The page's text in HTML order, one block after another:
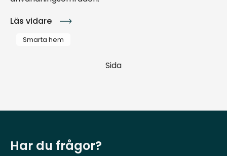
Läs vidare
Smarta hem
Sida
Har du frågor?